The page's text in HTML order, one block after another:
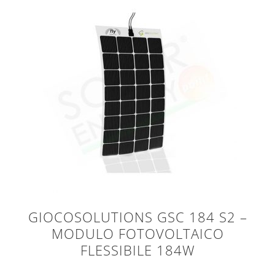
GIOCOSOLUTIONS GSC 184 S2 –
MODULO FOTOVOLTAICO
FLESSIBILE 184W